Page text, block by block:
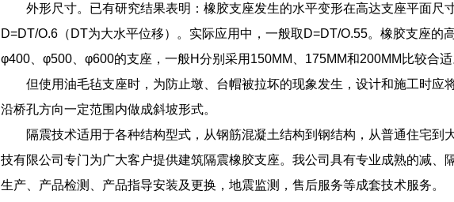
外形尺寸。已有研究结果表明：橡胶支座发生的水平变形在高达支座平面尺
D=DT/O.6（DT为大水平位移）。实际应用中，一般取D=DT/O.55。橡胶支座的
φ400、φ500、φ600的支座，一般H分别采用150MM、175MM和200MM比较合适
但使用油毛毡支座时，为防止墩、台帽被拉坏的现象发生，设计和施工时应
沿桥孔方向一定范围内做成斜坡形式。
隔震技术适用于各种结构型式，从钢筋混凝土结构到钢结构，从普通住宅
技有限公司专门为广大客户提供建筑隔震橡胶支座。我公司具有专业成熟的减、
生产、产品检测、产品指导安装及更换，地震监测，售后服务等成套技术服务。